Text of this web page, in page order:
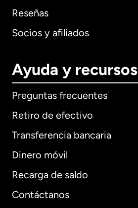
Reseñas
Socios y afiliados
Ayuda y recursos
Preguntas frecuentes
Retiro de efectivo
Transferencia bancaria
Dinero móvil
Recarga de saldo
Contáctanos